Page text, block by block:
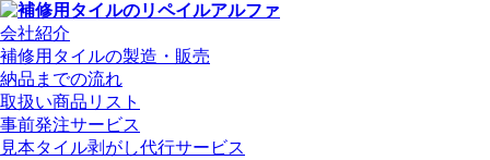
会社紹介
補修用タイルの製造・販売
納品までの流れ
取扱い商品リスト
事前発注サービス
見本タイル剥がし代行サービス